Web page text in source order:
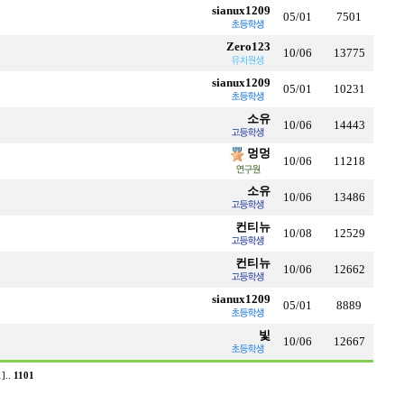
sianux1209 05/01 7501
Zero123 10/06 13775
sianux1209 05/01 10231
소유 10/06 14443
멍멍
10/06 11218
소유 10/06 13486
컨티뉴 10/08 12529
컨티뉴 10/06 12662
sianux1209 05/01 8889
빛 10/06 12667
1101